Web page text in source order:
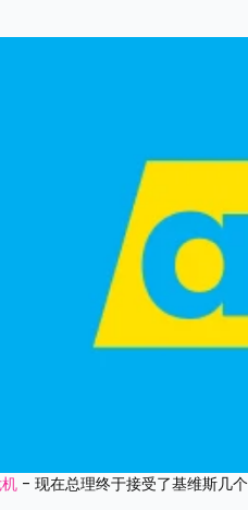
- 现在总理终于接受了基维斯几